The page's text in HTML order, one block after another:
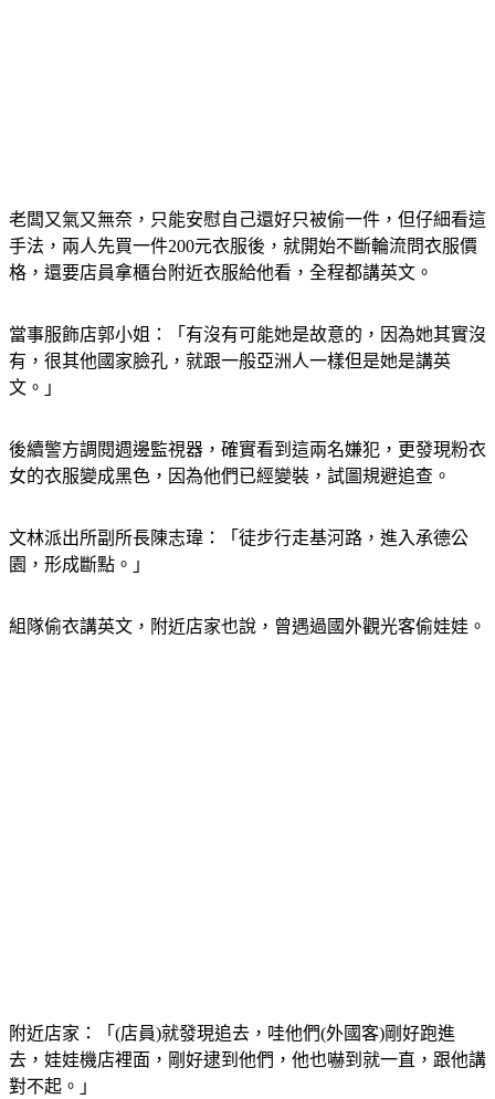
老闆又氣又無奈，只能安慰自己還好只被偷一件，但仔細看這
手法，兩人先買一件200元衣服後，就開始不斷輪流問衣服價
當事服飾店郭小姐：「有沒有可能她是故意的，因為她其實沒
有，很其他國家臉孔，就跟一般亞洲人一樣但是她是講英
後續警方調閱週邊監視器，確實看到這兩名嫌犯，更發現粉衣
文林派出所副所長陳志瑋：「徒步行走基河路，進入承德公
附近店家：「(店員)就發現追去，哇他們(外國客)剛好跑進
去，娃娃機店裡面，剛好逮到他們，他也嚇到就一直，跟他講